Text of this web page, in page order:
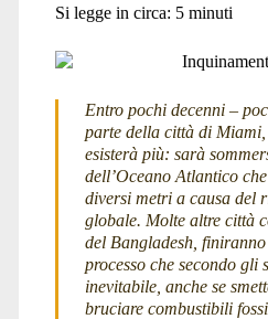
york
magazine</
Si legge in circa: 5 minuti
Entro pochi decenni –
parte della città di
esisterà più: sarà
dell’Oceano Atlantico
diversi metri a causa del
globale. Molte altre città
del Bangladesh,
processo che secondo gli
inevitabile, anche se
bruciare combustibili